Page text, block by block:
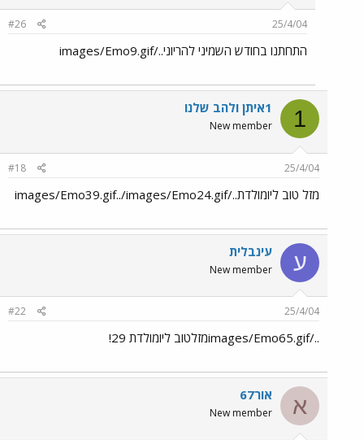
25/4/04
#26
התחתנו בחודש השמיני להריוני../images/Emo9.gif
1 1איתן ולהב שלנו
New member
25/4/04
#18
מזל טוב ליומולדת../images/Emo39.gif../images/Emo24.gif
ע עינבלית
New member
25/4/04
#22
../images/Emo65.gifמזלטוב ליומולדת 29!
א אור67
New member